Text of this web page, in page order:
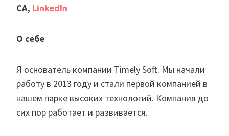
CA, LinkedIn
О себе
Я основатель компании Timely Soft. Мы начали
работу в 2013 году и стали первой компанией в
нашем парке высоких технологий. Компания до
сих пор работает и развивается.